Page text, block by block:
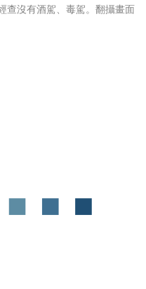
查沒有酒駕、毒駕。翻攝畫面